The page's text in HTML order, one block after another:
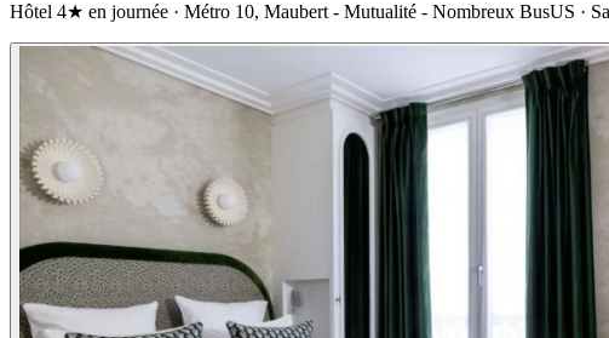
Hôtel 4★ en journée · Métro 10, Maubert - Mutualité - Nombreux BusUS ·